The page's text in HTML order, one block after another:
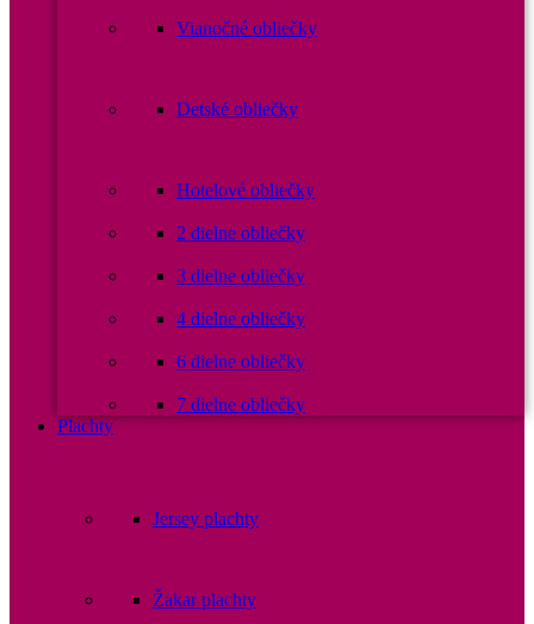
Vianočné obliečky
Detské obliečky
Hotelové obliečky
2 dielne obliečky
3 dielne obliečky
4 dielne obliečky
6 dielne obliečky
7 dielne obliečky
Plachty
Jersey plachty
Žakar plachty